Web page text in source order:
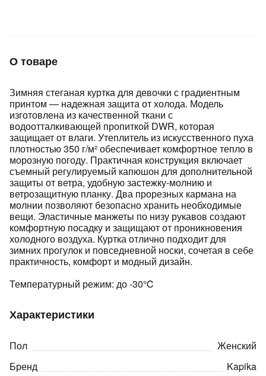
О товаре
Зимняя стеганая куртка для девочки с градиентным
принтом — надежная защита от холода. Модель
изготовлена из качественной ткани с
водоотталкивающей пропиткой DWR, которая
защищает от влаги. Утеплитель из искусственного пуха
плотностью 350 г/м² обеспечивает комфортное тепло в
морозную погоду. Практичная конструкция включает
съемный регулируемый капюшон для дополнительной
защиты от ветра, удобную застежку-молнию и
ветрозащитную планку. Два прорезных кармана на
молнии позволяют безопасно хранить необходимые
вещи. Эластичные манжеты по низу рукавов создают
комфортную посадку и защищают от проникновения
холодного воздуха. Куртка отлично подходит для
зимних прогулок и повседневной носки, сочетая в себе
практичность, комфорт и модный дизайн.
Температурный режим: до -30℃
Характеристики
Пол
Женский
Бренд
Kapika
раз в 2
недели
8 800 302-02-51
plait.ru